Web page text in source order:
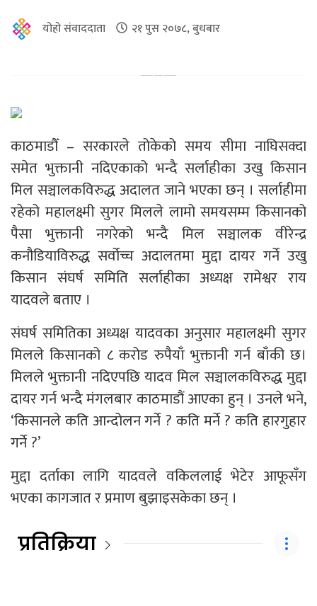
योहो संवाददाता २१ पुस २०७८, बुधबार
काठमाडौँ – सरकारले तोकेको समय सीमा नाघिसक्दा
समेत भुक्तानी नदिएकाको भन्दै सर्लाहीका उखु किसान
मिल सञ्चालकविरुद्ध अदालत जाने भएका छन् । सर्लाहीमा
रहेको महालक्ष्मी सुगर मिलले लामो समयसम्म किसानको
पैसा भुक्तानी नगरेको भन्दै मिल सञ्चालक वीरेन्द्र
कनौडियाविरुद्ध सर्वोच्च अदालतमा मुद्दा दायर गर्ने उखु
किसान संघर्ष समिति सर्लाहीका अध्यक्ष रामेश्वर राय
यादवले बताए ।
संघर्ष समितिका अध्यक्ष यादवका अनुसार महालक्ष्मी सुगर
मिलले किसानको ८ करोड रुपैयाँ भुक्तानी गर्न बाँकी छ।
मिलले भुक्तानी नदिएपछि यादव मिल सञ्चालकविरुद्ध मुद्दा
दायर गर्न भन्दै मंगलबार काठमाडौं आएका हुन् । उनले भने,
‘किसानले कति आन्दोलन गर्ने ? कति मर्ने ? कति हारगुहार
गर्ने ?’
मुद्दा दर्ताका लागि यादवले वकिललाई भेटेर आफूसँग
भएका कागजात र प्रमाण बुझाइसकेका छन् ।
प्रतिक्रिया